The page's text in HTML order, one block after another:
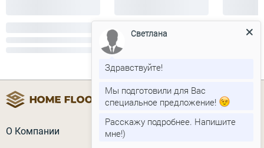
О Компании
Светлана
Здравствуйте!
Мы подготовили для Вас
специальное предложение!
Расскажу подробнее. Напишите
мне!)